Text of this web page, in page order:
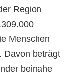
Region
Menschen
Davon beträgt
beinahe